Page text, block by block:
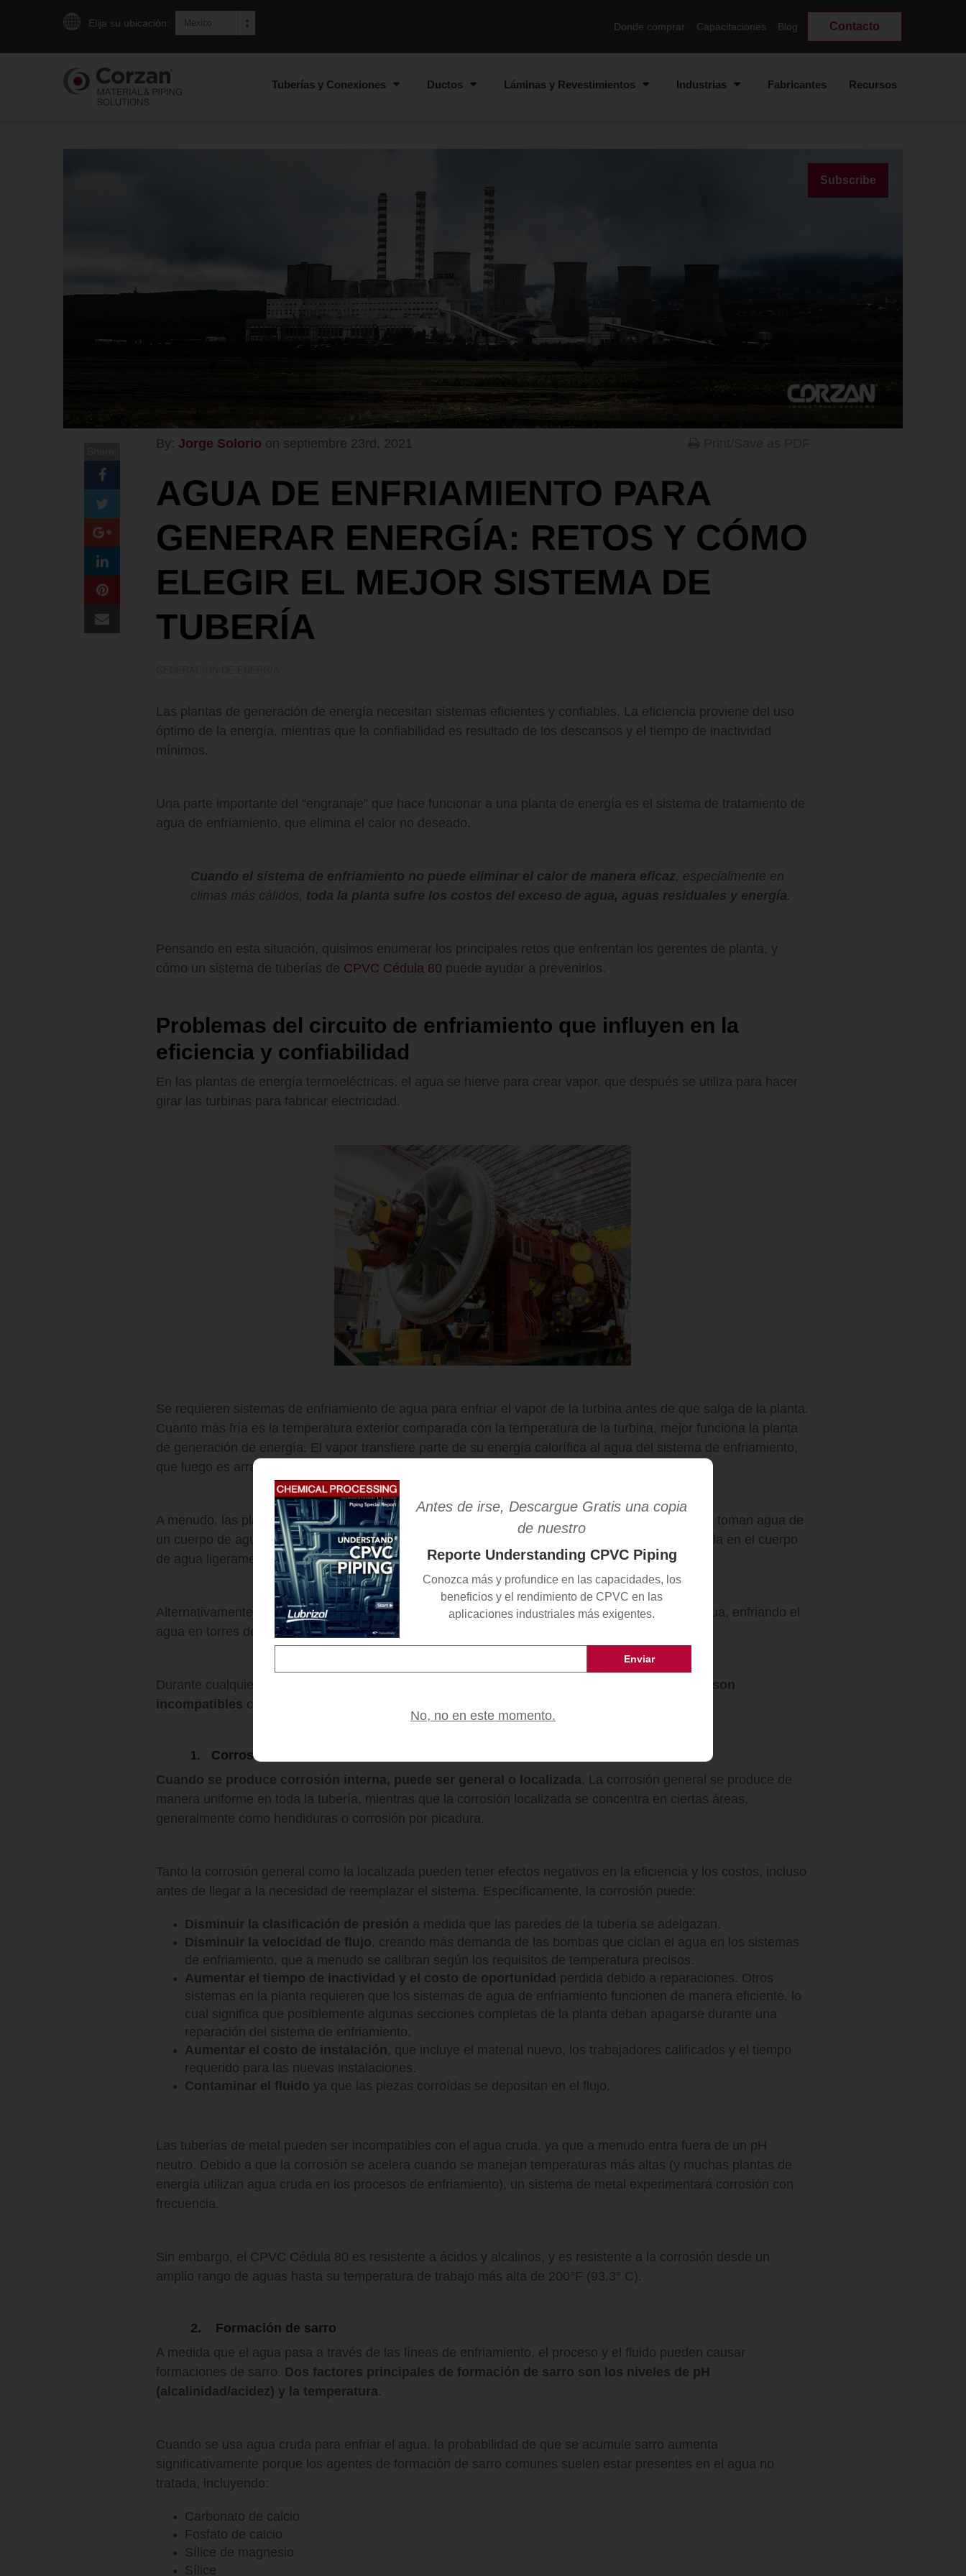
Elija su ubicación: Donde comprar Capacitaciones Blog Contacto
Tuberías y Conexiones Ductos Láminas y Revestimientos Industrias Fabricantes Recursos
Subscribe
By: Jorge Solorio on septiembre 23rd, 2021
AGUA DE ENFRIAMIENTO PARA
GENERAR ENERGÍA: RETOS Y CÓMO
ELEGIR EL MEJOR SISTEMA DE
TUBERÍA
Las plantas de generación de energía necesitan sistemas eficientes y confiables. La eficiencia proviene del uso
óptimo de la energía, mientras que la confiabilidad es resultado de los descansos y el tiempo de inactividad
mínimos.
Una parte importante del “engranaje” que hace funcionar a una planta de energía es el sistema de tratamiento de
agua de enfriamiento, que elimina el calor no deseado.
Cuando el sistema de enfriamiento no puede eliminar el calor de manera eficaz, especialmente en
climas más cálidos, toda la planta sufre los costos del exceso de agua, aguas residuales y energía.
Pensando en esta situación, quisimos enumerar los principales retos que enfrentan los gerentes de planta, y
cómo un sistema de tuberías de CPVC Cédula 80 puede ayudar a prevenirlos.
Problemas del circuito de enfriamiento que influyen en la
eficiencia y confiabilidad
En las plantas de energía termoeléctricas, el agua se hierve para crear vapor, que después se utiliza para hacer
girar las turbinas para fabricar electricidad.
Se requieren sistemas de enfriamiento de agua para enfriar el vapor de la turbina antes de que salga de la planta.
Cuanto más fría es la temperatura exterior comparada con la temperatura de la turbina, mejor funciona la planta
de generación de energía. El vapor transfiere parte de su energía calorífica al agua del sistema de enfriamiento,
que luego es arrastrada.
A menudo, las plantas de energía grandes utilizan sistemas de enfriamiento de un solo paso, que toman agua de
un cuerpo de agua cercano, la hacen circular por el sistema una vez y luego vuelven a descargarla en el cuerpo
de agua ligeramente más caliente.
Alternativamente, un sistema de recirculación en húmedo (o circuito cerrado) recicla la misma agua, enfriando el
agua en torres de agua o enfriadores antes de reintroducirla en el sistema.
Durante cualquier proceso de enfriamiento pueden surgir varios
problemas por materiales que son
incompatibles con el agua no tratada
1. Corrosión interna
Cuando se produce corrosión interna, puede ser general o localizada. La corrosión general se produce de
manera uniforme en toda la tubería, mientras que la corrosión localizada se concentra en ciertas áreas,
generalmente como hendiduras o corrosión por picadura.
Tanto la corrosión general como la localizada pueden tener efectos negativos en la eficiencia y los costos, incluso
antes de llegar a la necesidad de reemplazar el sistema. Específicamente, la corrosión puede:
Disminuir la clasificación de presión a medida que las paredes de la tubería se adelgazan.
Disminuir la velocidad de flujo, creando más demanda de las bombas que ciclan el agua en los sistemas
de enfriamiento, que a menudo se calibran según los requisitos de temperatura precisos.
Aumentar el tiempo de inactividad y el costo de oportunidad perdida debido a reparaciones. Otros
sistemas en la planta requieren que los sistemas de agua de enfriamiento funcionen de manera eficiente, lo
cual significa que posiblemente algunas secciones completas de la planta deban apagarse durante una
reparación del sistema de enfriamiento.
Aumentar el costo de instalación, que incluye el material nuevo, los trabajadores calificados y el tiempo
requerido para las nuevas instalaciones.
Contaminar el fluido ya que las piezas corroídas se depositan en el flujo.
Las tuberías de metal pueden ser incompatibles con el agua cruda, ya que a menudo entra fuera de un pH
neutro. Debido a que la corrosión se acelera cuando se manejan temperaturas más altas (y muchas plantas de
energía utilizan agua cruda en los procesos de enfriamiento), un sistema de metal experimentará corrosión con
frecuencia.
Sin embargo, el CPVC Cédula 80 es resistente a ácidos y alcalinos, y es resistente a la corrosión desde un
amplio rango de aguas hasta su temperatura de trabajo más alta de 200°F (93.3° C).
2. Formación de sarro
A medida que el agua pasa a través de las líneas de enfriamiento, el proceso y el fluido pueden causar
formaciones de sarro. Dos factores principales de formación de sarro son los niveles de pH
(alcalinidad/acidez) y la temperatura.
Cuando se usa agua cruda para enfriar el agua, la probabilidad de que se acumule sarro aumenta
significativamente porque los agentes de formación de sarro comunes suelen estar presentes en el agua no
tratada, incluyendo:
Carbonato de calcio
Fosfato de calcio
Sílice de magnesio
Sílice
Antes de irse, Descargue Gratis una copia
de nuestro
Reporte Understanding CPVC Piping
Conozca más y profundice en las capacidades, los
beneficios y el rendimiento de CPVC en las
aplicaciones industriales más exigentes.
No, no en este momento.